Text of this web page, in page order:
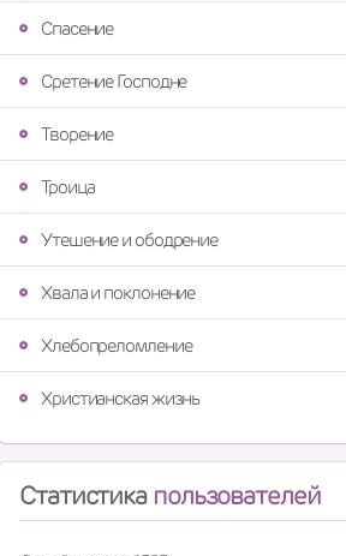
Спасение
Сретение Господне
Творение
Троица
Утешение и ободрение
Хвала и поклонение
Хлебопреломление
Христианская жизнь
Статистика пользователей